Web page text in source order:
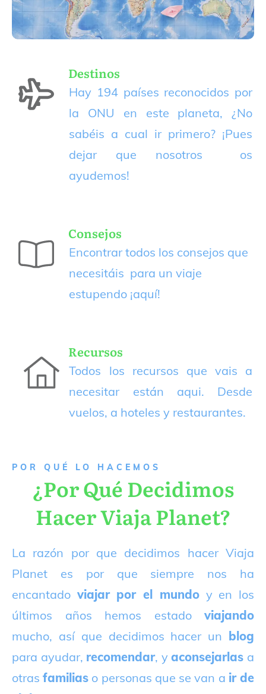
Destinos
Hay 194 países reconocidos por
la ONU en este planeta, ¿No
sabéis a cual ir primero? ¡Pues
dejar que nosotros os
ayudemos!
Consejos
Encontrar todos los consejos que
necesitáis para un viaje
estupendo ¡aquí!
Recursos
Todos los recursos que vais a
necesitar están aqui. Desde
vuelos, a hoteles y restaurantes.
P OR QUÉ LO HACEMOS
¿Por Qué Decidimos
Hacer Viaja Planet?
La razón por que decidimos hacer Viaja
Planet es por que siempre nos ha
encantado viajar por el mundoy en los
últimos años hemos estado viajando
mucho, así que decidimos hacer un blog
para ayudar, recomendar, yaconsejarlas a
otrasfamilias o personas que se van a ir de